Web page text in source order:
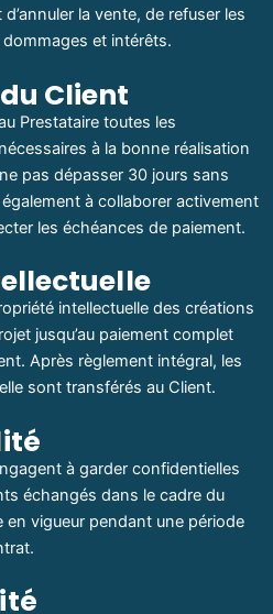
la vente, de refuser les
et intérêts.
Client
Prestataire toutes les
à la bonne réalisation
pas dépasser 30 jours sans
à collaborer activement
les échéances de paiement.
intellectuelle des créations
jusqu’au paiement complet
Après règlement intégral, les
sont transférés au Client.
à garder confidentielles
échangés dans le cadre du
vigueur pendant une période